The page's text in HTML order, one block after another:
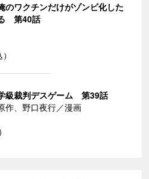
のワクチンだけがゾンビ化した
第40話
級裁判デスゲーム 第39話
作、野口夜行／漫画